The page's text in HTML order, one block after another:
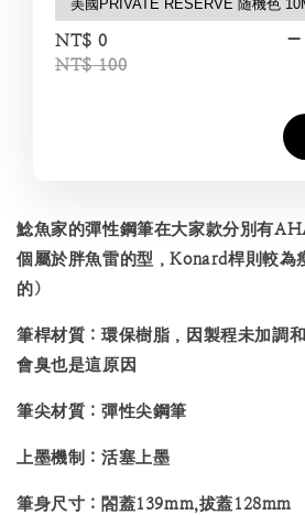
NT$ 0
NT$ 100
-
鯰魚家的彈性鋼筆在大家款分別有
個屬於胖魚雷的型，Konard桿則較為
的）
筆桿材質：環保樹脂，因製程未加調
會臭也是這原因
筆尖材質：彈性尖鋼筆
上墨機制：活塞上墨
筆身尺寸：閤蓋139mm,拔蓋128mm